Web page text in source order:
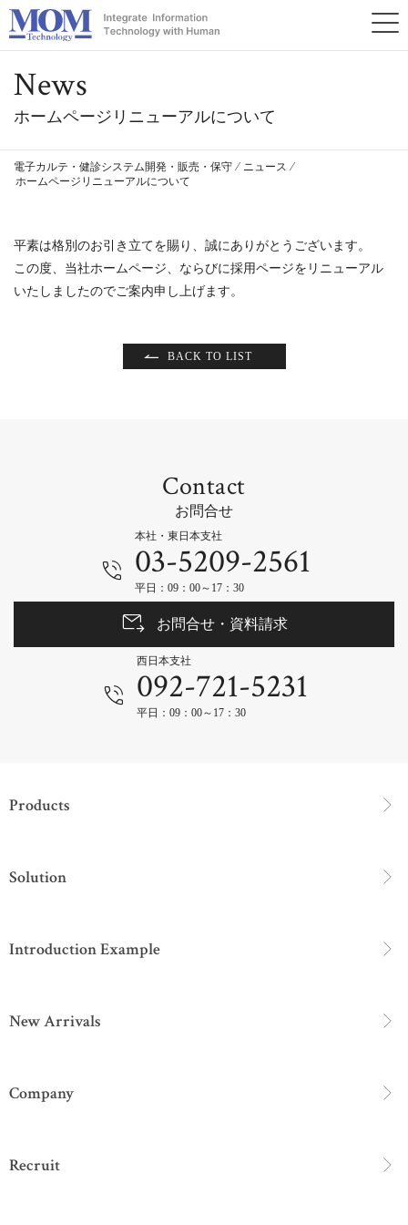
News
ホームページリニューアルについて
電子カルテ・健診システム開発・販売・保守 ⁄ ニュース ⁄
ホームページリニューアルについて
平素は格別のお引き立てを賜り、誠にありがとうございます。
この度、当社ホームページ、ならびに採用ページをリニューアル
いたしましたのでご案内申し上げます。
BACK TO LIST
Contact
お問合せ
本社・東日本支社
03-5209-2561
平日：09：00～17：30
お問合せ・資料請求
西日本支社
092-721-5231
平日：09：00～17：30
Products
Solution
Introduction Example
New Arrivals
Company
Recruit